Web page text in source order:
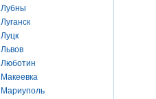
Лубны
Луганск
Луцк
Львов
Люботин
Макеевка
Мариуполь